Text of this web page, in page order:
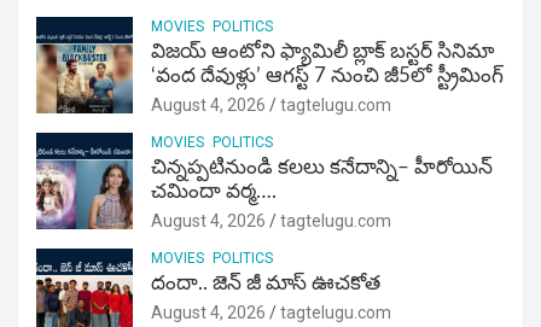
MOVIES POLITICS
విజ‌య్ ఆంటోని ఫ్యామిలీ బ్లాక్ బ‌స్ట‌ర్‌ సినిమా
‘వంద దేవుళ్లు’ ఆగస్ట్ 7 నుంచి జీ5లో స్ట్రీమింగ్
August 4, 2026 tagtelugu.com
MOVIES POLITICS
చిన్నప్పటినుండి కలలు కనేదాన్ని– హీరోయిన్‌
చమిందా వర్మ….
August 4, 2026 tagtelugu.com
MOVIES POLITICS
దందా.. జెన్ జీ మాస్ ఊచకోత
August 4, 2026 tagtelugu.com